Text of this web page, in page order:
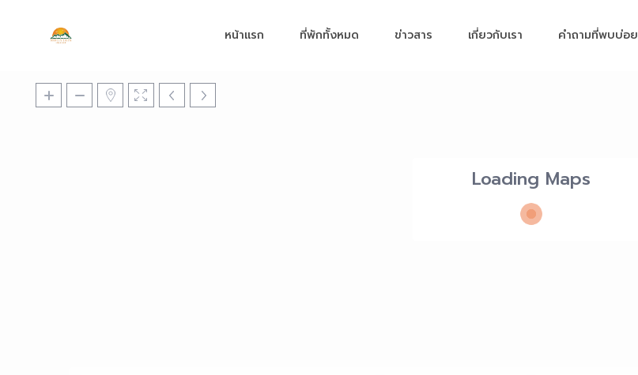
หน้าแรก ที่พักทั้งหมด ข่าวสาร เกี่ยวกับเรา คำถามที่พบบ่อย
Loading Maps